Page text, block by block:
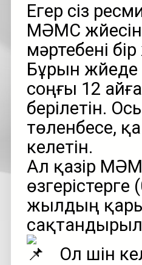
Егер сіз
МӘМС
мәртебені
Бұрын
соңғы 12
берілетін.
төленбесе,
келетін.
Ал қазір
жылдың
Ол үшін